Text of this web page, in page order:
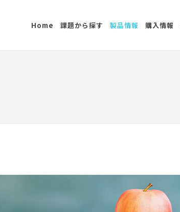
Home 課題から探す 製品情報 購入情報